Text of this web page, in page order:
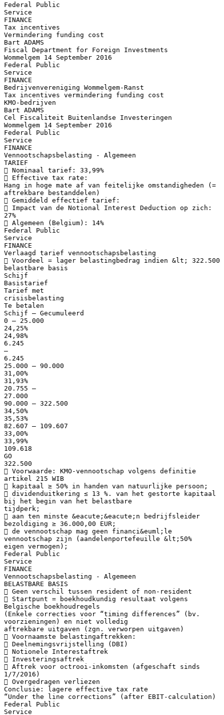
Federal Public
Service
FINANCE
Tax incentives
Vermindering funding cost
Bart ADAMS
Fiscal Department for Foreign Investments
Wommelgem 14 September 2016
Federal Public
Service
FINANCE
Bedrijvenvereniging Wommelgem-Ranst
Tax incentives vermindering funding cost
KMO-bedrijven
Bart ADAMS
Cel Fiscaliteit Buitenlandse Investeringen
Wommelgem 14 September 2016
Federal Public
Service
FINANCE
Vennootschapsbelasting - Algemeen
TARIEF
 Nominaal tarief: 33,99%
 Effective tax rate:
Hang in hoge mate af van feitelijke omstandigheden (=
aftrekbare bestanddelen)
 Gemiddeld effectief tarief:
 Impact van de Notional Interest Deduction op zich:
27%
 Algemeen (Belgium): 14%
Federal Public
Service
FINANCE
Verlaagd tarief vennootschapsbelasting
 Voordeel = lager belastingbedrag indien &lt; 322.500
belastbare basis
Schijf
Basistarief
Tarief met
crisisbelasting
Te betalen
Schijf – Gecumuleerd
0 – 25.000
24,25%
24,98%
6.245
–
6.245
25.000 – 90.000
31,00%
31,93%
20.755 –
27.000
90.000 – 322.500
34,50%
35,53%
82.607 – 109.607
33,00%
33,99%
109.618
GO
322.500
 Voorwaarde: KMO-vennootschap volgens definitie
artikel 215 WIB
 kapitaal ≥ 50% in handen van natuurlijke persoon;
 dividenduitkering ≤ 13 %. van het gestorte kapitaal
bij het begin van het belastbare
tijdperk;
 aan ten minste &eacute;&eacute;n bedrijfsleider
bezoldiging ≥ 36.000,00 EUR;
 de vennootschap mag geen financi&euml;le
vennootschap zijn (aandelenportefeuille &lt;50%
eigen vermogen);
Federal Public
Service
FINANCE
Vennootschapsbelasting - Algemeen
BELASTBARE BASIS
 Geen verschil tussen resident of non-resident
 Startpunt = boekhoudkundig resultaat volgens
Belgische boekhoudregels
(Enkele correcties voor “timing differences” (bv.
voorzieningen) en niet volledig
aftrekbare uitgaven (zgn. verworpen uitgaven)
 Voornaamste belastingaftrekken:
 Deelnemingsvrijstelling (DBI)
 Notionele Interestaftrek
 Investeringsaftrek
 Aftrek voor octrooi-inkomsten (afgeschaft sinds
1/7/2016)
 Overgedragen verliezen
Conclusie: lagere effective tax rate
“Under the line corrections” (after EBIT-calculation)
Federal Public
Service